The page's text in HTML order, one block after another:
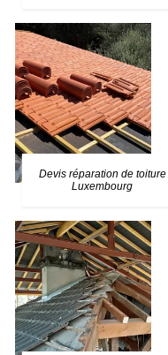
Devis réparation de toiture
Luxembourg